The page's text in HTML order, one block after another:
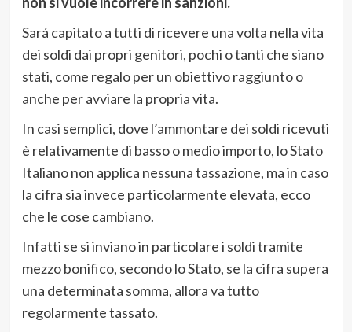
Sará capitato a tutti di ricevere una volta nella vita
dei soldi dai propri genitori, pochi o tanti che siano
stati, come regalo per un obiettivo raggiunto o
anche per avviare la propria vita.
In casi semplici, dove l’ammontare dei soldi ricevuti
è relativamente di basso o medio importo, lo Stato
Italiano non applica nessuna tassazione, ma in caso
la cifra sia invece particolarmente elevata, ecco
che le cose cambiano.
Infatti se si inviano in particolare i soldi tramite
mezzo bonifico, secondo lo Stato, se la cifra supera
una determinata somma, allora va tutto
regolarmente tassato.